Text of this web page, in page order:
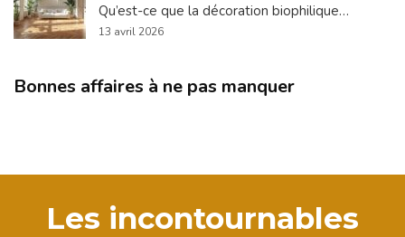
Qu’est-ce que la décoration biophilique…
13 avril 2026
Bonnes affaires à ne pas manquer
Les incontournables